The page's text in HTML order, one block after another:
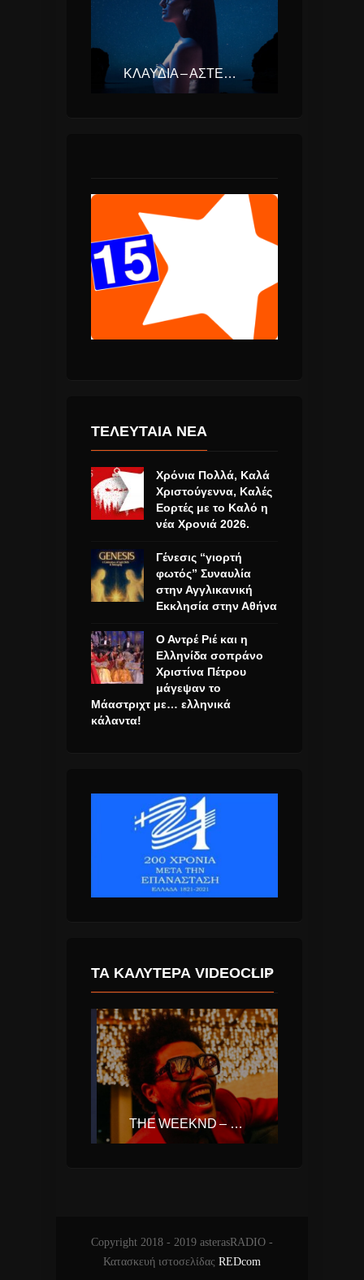
ΚΛΑΥΔΊΑ – ΑΣΤΕΡΟΜΆΤΑ (EUROVISION ΕΛΛΆΔΑ 2025)
ΤΕΛΕΥΤΑΙΑ ΝΕΑ
Χρόνια Πολλά, Καλά
Χριστούγεννα, Καλές
Εορτές με το Καλό η
νέα Χρονιά 2026.
Γένεσις “γιορτή
φωτός” Συναυλία
στην Αγγλικανική
Εκκλησία στην Αθήνα
Ο Αντρέ Ριέ και η
Ελληνίδα σοπράνο
Χριστίνα Πέτρου
μάγεψαν το
Μάαστριχτ με… ελληνικά
κάλαντα!
ΤΑ ΚΑΛΎΤΕΡΑ VIDEOCLIP
THE WEEKND – BLINDING LIGHTS
Copyright 2018 - 2019 asterasRADIO -
Κατασκευή ιστοσελίδας REDcom